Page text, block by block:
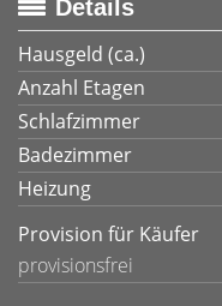
Details
Hausgeld (ca.)
Anzahl Etagen
Schlafzimmer
Badezimmer
Heizung
Provision für Käufer
provisionsfrei